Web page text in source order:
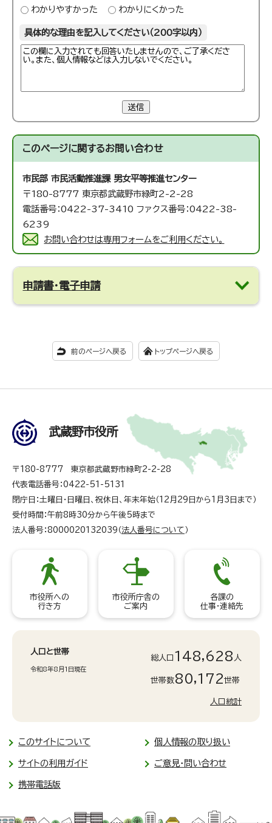
わかりやすかった わかりにくかった
具体的な理由を記入してください（200字以内）
送信
このページに関するお問い合わせ
市民部 市民活動推進課男女平等推進センター
〒180-8777 東京都武蔵野市緑町2-2-28
電話番号：0422-37-3410 ファクス番号：0422-38-
6239
お問い合わせは専用フォームをご利用ください。
申請書・電子申請
前のページへ戻る トップページへ戻る
武蔵野市役所
〒180-8777 東京都武蔵野市緑町2-2-28
代表電話番号：0422-51-5131
閉庁日：土曜日・日曜日、祝休日、年末年始（12月29日から1月3日まで）
受付時間：午前8時30分から午後5時まで
法人番号：8000020132039（ 法人番号について ）
市役所への
行き方
市役所庁舎の
ご案内
各課の
仕事・連絡先
人口と世帯
令和8年8月1日現在
総人口 148,628 人
世帯数80,172世帯
人口統計
このサイトについて 個人情報の取り扱い
サイトの利用ガイド ご意見・問い合わせ
携帯電話版